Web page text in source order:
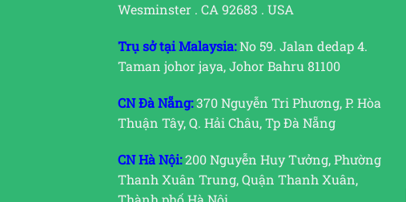
Wesminster . CA 92683 . USA
Trụ sở tại Malaysia:No 59. Jalan dedap 4.
Taman johor jaya, Johor Bahru 81100
CN Đà Nẵng:370 Nguyễn Tri Phương, P. Hòa
Thuận Tây, Q. Hải Châu, Tp Đà Nẵng
CN Hà Nội:200 Nguyễn Huy Tưởng, Phường
Thanh Xuân Trung, Quận Thanh Xuân,